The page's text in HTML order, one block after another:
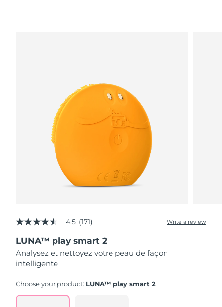
4.5
of
5
stars,
average
value.
Read
171
4.5 (171) Write a review
LUNA™ play smart 2
Analysez et nettoyez votre peau de façon
intelligente
Choose your product: LUNA™ play smart 2